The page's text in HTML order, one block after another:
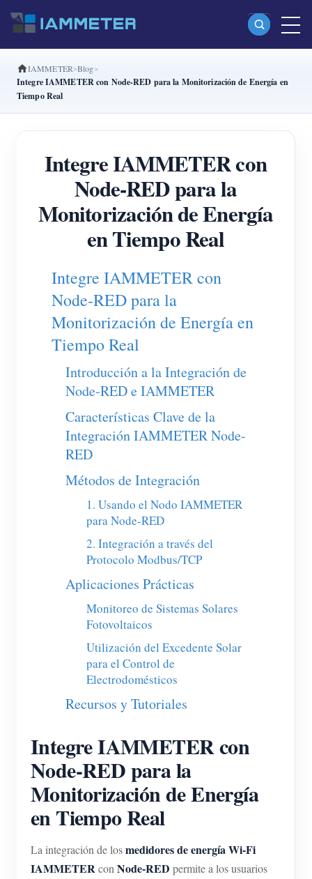
Productos
Medidor Wi-Fi bifásico (WEM2067)
Medidor Wi-Fi trifásico (WEM3080T)
Medidor Wi-Fi trifásico (WEM3046T)
Medidor Wi-Fi trifásico (WEM3050T)
Controlador de potencia WiFi
Servicio self-hosting
Cargador EV
Simulador IAMMETER
Medidor virtual
Sistema de previsión y simulación energética
Aplicaciones
Monitor de energía para sistemas FV
Monitor de consumo eléctrico
Sistema de control para calentador FV
Monitoreo energético de fábrica
Tienda
Recursos
Inicio rápido
Documentación
Videos tutoriales
FAQ
Noticias
Blog
Comunidad
Programa de contribuidores
Foro
App Store
Explorar sitios
Ranking FV
Soluciones
Sobre nosotros
IAMMETER Blog
Integre IAMMETER con Node-RED para la Monitorización de Energía en
Tiempo Real
Integre IAMMETER con
Node-RED para la
Monitorización de Energía
en Tiempo Real
Integre IAMMETER con
Node-RED para la
Monitorización de Energía en
Tiempo Real
Introducción a la Integración de
Node-RED e IAMMETER
Características Clave de la
Integración IAMMETER Node-
RED
Métodos de Integración
1. Usando el Nodo IAMMETER
para Node-RED
2. Integración a través del
Protocolo Modbus/TCP
Aplicaciones Prácticas
Monitoreo de Sistemas Solares
Fotovoltaicos
Utilización del Excedente Solar
para el Control de
Electrodomésticos
Recursos y Tutoriales
Integre IAMMETER con
Node-RED para la
Monitorización de Energía
en Tiempo Real
La integración de losmedidores de energía Wi-Fi
IAMMETERconNode-RED permite a los usuarios